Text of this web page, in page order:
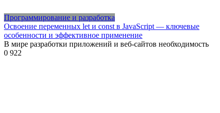
Программирование и разработка
Освоение переменных let и const в JavaScript — ключевые
особенности и эффективное применение
В мире разработки приложений и веб-сайтов необходимость
0 922